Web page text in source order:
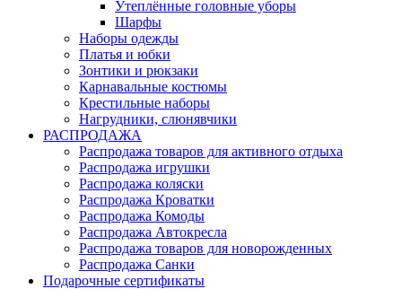
Утеплённые головные уборы
Шарфы
Наборы одежды
Платья и юбки
Зонтики и рюкзаки
Карнавальные костюмы
Крестильные наборы
Нагрудники, слюнявчики
РАСПРОДАЖА
Распродажа товаров для активного отдыха
Распродажа игрушки
Распродажа коляски
Распродажа Кроватки
Распродажа Комоды
Распродажа Автокресла
Распродажа товаров для новорожденных
Распродажа Санки
Подарочные сертификаты